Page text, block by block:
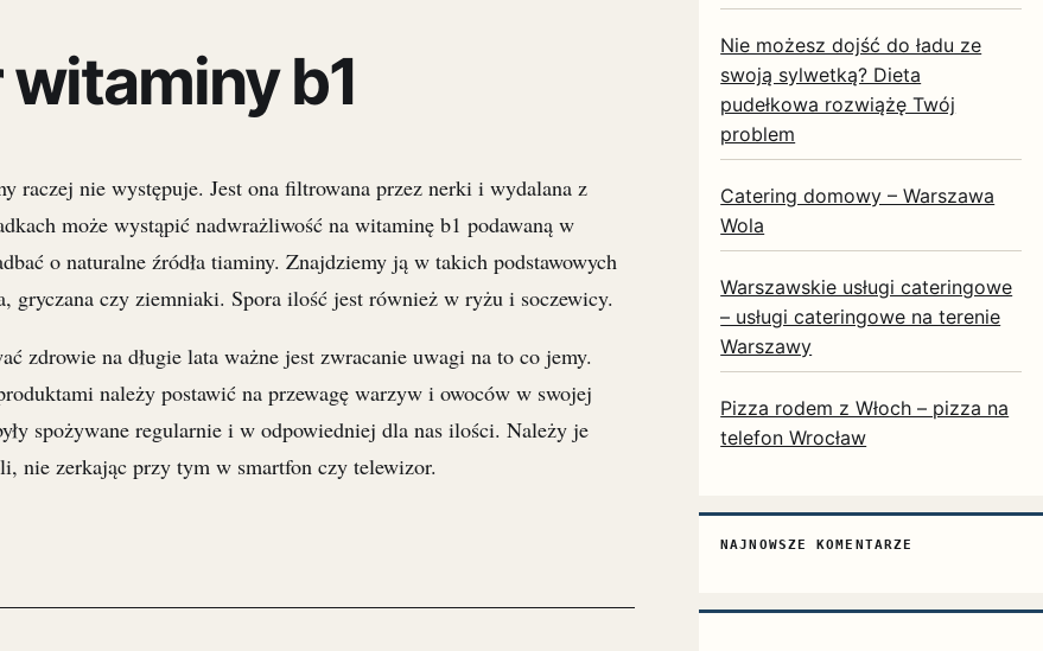
b1
raczej nie występuje. Jest ona filtrowana przez nerki i wydalana z
może wystąpić nadwrażliwość na witaminę b1 podawaną w
o naturalne źródła tiaminy. Znajdziemy ją w takich podstawowych
gryczana czy ziemniaki. Spora ilość jest również w ryżu i soczewicy.
zdrowie na długie lata ważne jest zwracanie uwagi na to co jemy.
należy postawić na przewagę warzyw i owoców w swojej
spożywane regularnie i w odpowiedniej dla nas ilości. Należy je
nie zerkając przy tym w smartfon czy telewizor.
Nie możesz dojść do ładu ze
swoją sylwetką? Dieta
pudełkowa rozwiążę Twój
problem
Catering domowy – Warszawa
Wola
Warszawskie usługi cateringowe
– usługi cateringowe na terenie
Warszawy
Pizza rodem z Włoch – pizza na
telefon Wrocław
NAJNOWSZE KOMENTARZE